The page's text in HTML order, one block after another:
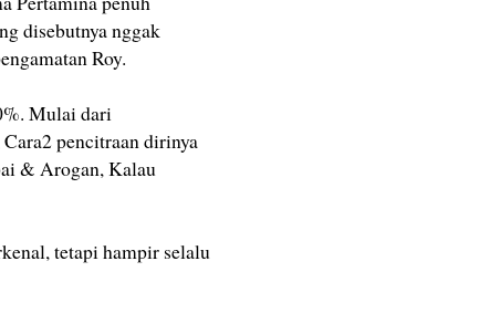
disebutnya nggak
Roy.
Mulai dari
pencitraan dirinya
& Arogan, Kalau
tetapi hampir selalu